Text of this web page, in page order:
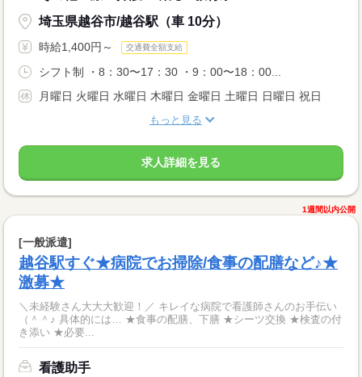
埼玉県越谷市/越谷駅（車 10分）
時給1,400円～ 交通費全額支給
シフト制 ・8：30〜17：30 ・9：00〜18：00...
月曜日 火曜日 水曜日 木曜日 金曜日 土曜日 日曜日 祝日
もっと見る
求人詳細を見る
1週間以内公開
[一般派遣]
越谷駅すぐ★病院でお掃除/食事の配膳など♪★
激募★
＼未経験さん大大大歓迎！／ キレイな病院で看護師さんのお手伝い
（＾＾♪ 具体的には… ★食事の配膳、下膳 ★シーツ交換 ★検査の付
き添い ★必要...
看護助手